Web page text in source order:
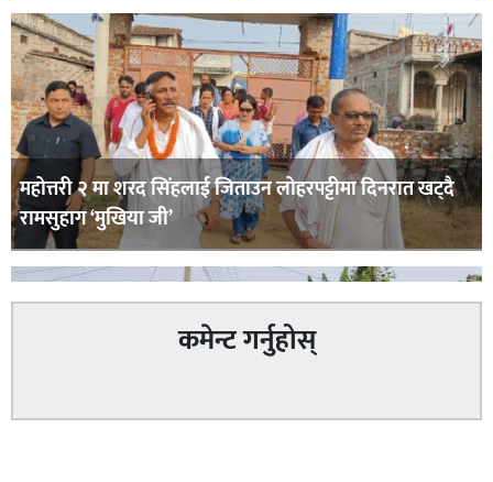
महोत्तरी २ मा शरद सिंहलाई जिताउन लोहरपट्टीमा दिनरात खट्दै
रामसुहाग ‘मुखिया जी’
कमेन्ट गर्नुहोस्